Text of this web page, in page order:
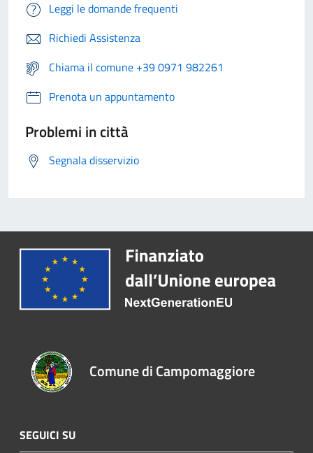
Leggi le domande frequenti
Richiedi Assistenza
Chiama il comune +39 0971 982261
Prenota un appuntamento
Problemi in città
Segnala disservizio
Comune di Campomaggiore
SEGUICI SU